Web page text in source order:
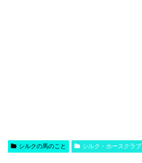
シルクの馬のこと シルク・ホースクラブ